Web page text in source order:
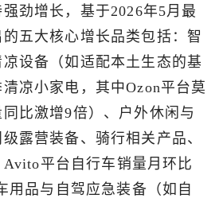
劲增长，基于2026年5月最
五大核心增长品类包括：智
设备（如适配本土生态的基
凉小家电，其中Ozon平台莫
比激增9倍）、户外休闲与
露营装备、骑行相关产品、
平台自行车销量月环比
用品与自驾应急装备（如自